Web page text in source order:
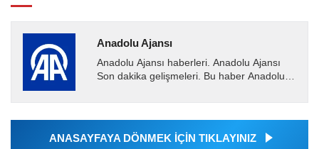
Anadolu Ajansı
Anadolu Ajansı haberleri. Anadolu Ajansı
Son dakika gelişmeleri. Bu haber Anadolu
Ajansı tarafından...
ANASAYFAYA DÖNMEK İÇİN TIKLAYINIZ